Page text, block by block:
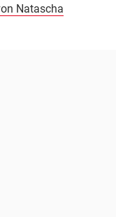
Natascha